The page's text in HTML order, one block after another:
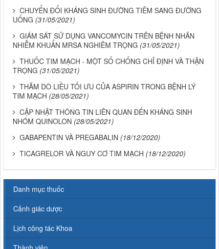
CHUYỂN ĐỔI KHÁNG SINH ĐƯỜNG TIÊM SANG ĐƯỜNG
UỐNG (31/05/2021)
GIÁM SÁT SỬ DỤNG VANCOMYCIN TRÊN BỆNH NHÂN
NHIỄM KHUẨN MRSA NGHIÊM TRỌNG (31/05/2021)
THUỐC TIM MẠCH - MỘT SỐ CHỐNG CHỈ ĐỊNH VÀ THẬN
TRỌNG (31/05/2021)
THĂM DÒ LIỀU TỐI ƯU CỦA ASPIRIN TRONG BỆNH LÝ
TIM MẠCH (28/05/2021)
CẬP NHẬT THÔNG TIN LIÊN QUAN ĐẾN KHÁNG SINH
NHÓM QUINOLON (28/05/2021)
GABAPENTIN VÀ PREGABALIN (18/12/2020)
TICAGRELOR VÀ NGUY CƠ TIM MẠCH (18/12/2020)
Danh mục thuốc
Cảnh giác dược
Lịch công tác Khoa